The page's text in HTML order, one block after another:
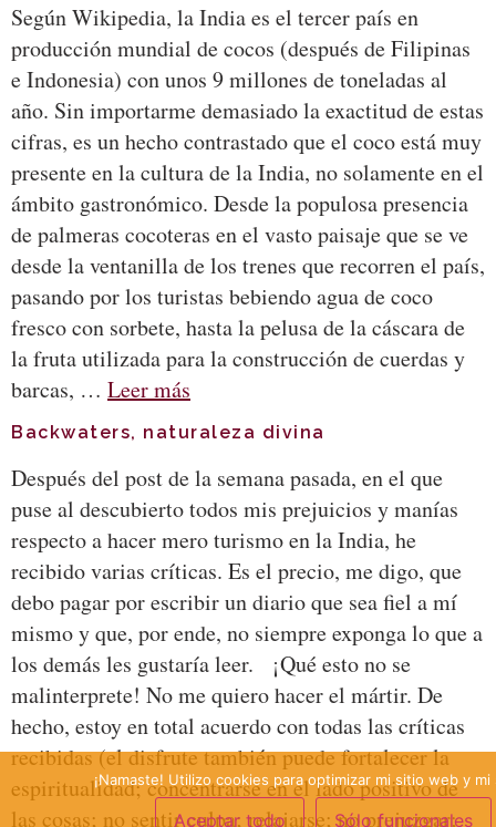
Según Wikipedia, la India es el tercer país en
producción mundial de cocos (después de Filipinas
e Indonesia) con unos 9 millones de toneladas al
año. Sin importarme demasiado la exactitud de estas
cifras, es un hecho contrastado que el coco está muy
presente en la cultura de la India, no solamente en el
ámbito gastronómico. Desde la populosa presencia
de palmeras cocoteras en el vasto paisaje que se ve
desde la ventanilla de los trenes que recorren el país,
pasando por los turistas bebiendo agua de coco
fresco con sorbete, hasta la pelusa de la cáscara de
la fruta utilizada para la construcción de cuerdas y
barcas, … Leer más
Backwaters, naturaleza divina
Después del post de la semana pasada, en el que
puse al descubierto todos mis prejuicios y manías
respecto a hacer mero turismo en la India, he
recibido varias críticas. Es el precio, me digo, que
debo pagar por escribir un diario que sea fiel a mí
mismo y que, por ende, no siempre exponga lo que a
los demás les gustaría leer. ¡Qué esto no se
malinterprete! No me quiero hacer el mártir. De
hecho, estoy en total acuerdo con todas las críticas
recibidas (el disfrute también puede fortalecer la
espiritualidad; concentrarse en el lado positivo de
las cosas; no sentir culpa; relajarse; no prejuzgar;
¡Namaste! Utilizo cookies para optimizar mi sitio web y mi
Aceptar todo Sólo funcionales